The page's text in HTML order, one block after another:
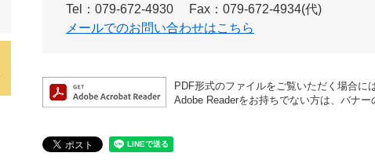
Tel：079-672-4930
Fax：079-672-4934(代)
メールでのお問い合わせはこちら
PDF形式のファイルをご覧いただく場合に
Adobe Readerをお持ちでない方は、バナ